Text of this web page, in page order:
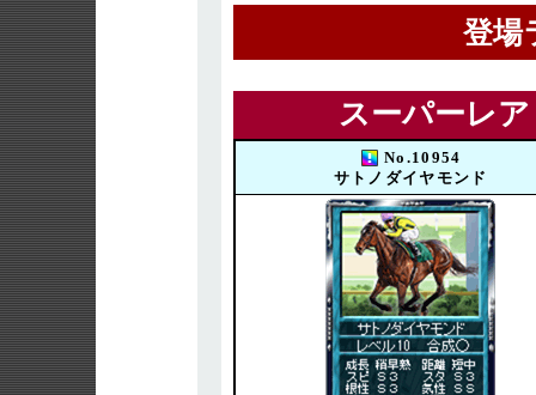
登場
スーパーレ
No.10954
サトノダイヤモンド